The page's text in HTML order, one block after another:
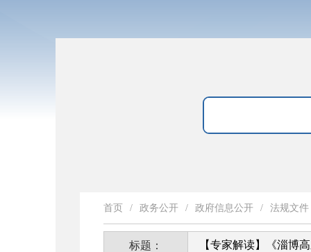
首页 / 政务公开 / 政府信息公开 / 法规文件
标题： 【专家解读】《淄博